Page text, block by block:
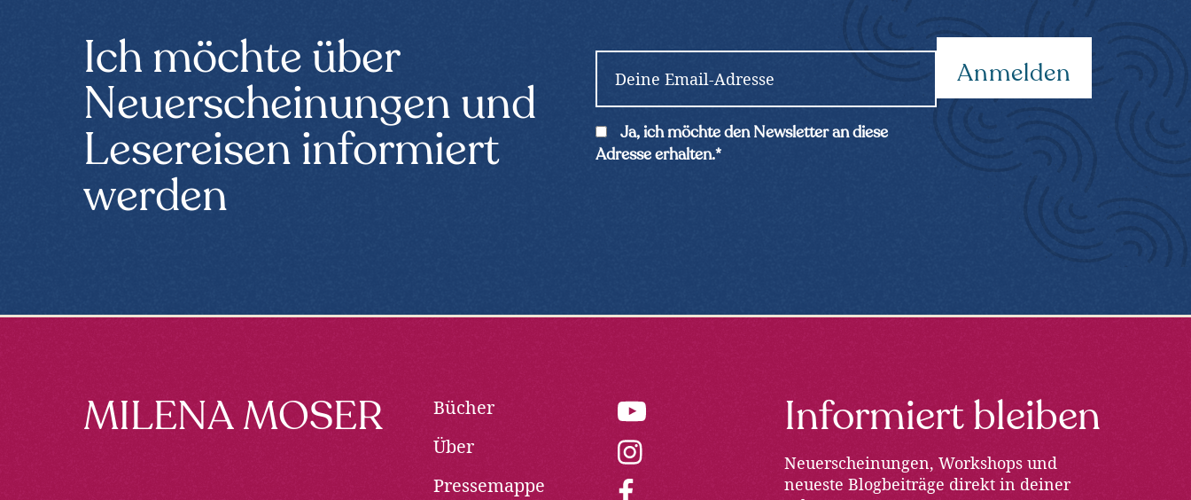
Ich möchte über
Neuerscheinungen und
Lesereisen informiert
werden
l
*
C
o
Ja, ich möchte den Newsletter an diese
Adresse erhalten.*
FooterMILENA MOSER
Bücher
Über
Pressemappe
Informiert bleiben
Neuerscheinungen, Workshops und
neueste Blogbeiträge direkt in deiner